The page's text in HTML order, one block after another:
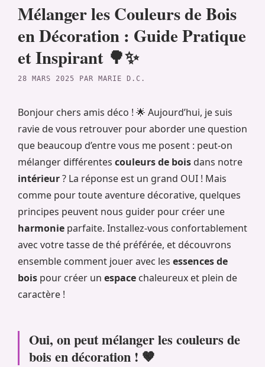
Mélanger les Couleurs de Bois
en Décoration : Guide Pratique
et Inspirant 🌳✨
28 MARS 2025 PAR MARIE D.C.
Bonjour chers amis déco ! 🌟 Aujourd’hui, je suis
ravie de vous retrouver pour aborder une question
que beaucoup d’entre vous me posent : peut-on
mélanger différentes couleurs de bois dans notre
intérieur? La réponse est un grand OUI ! Mais
comme pour toute aventure décorative, quelques
principes peuvent nous guider pour créer une
harmonie parfaite. Installez-vous confortablement
avec votre tasse de thé préférée, et découvrons
ensemble comment jouer avec les essences de
bois pour créer un espace chaleureux et plein de
caractère !
Oui, on peut mélanger les couleurs de
bois en décoration ! 🤎